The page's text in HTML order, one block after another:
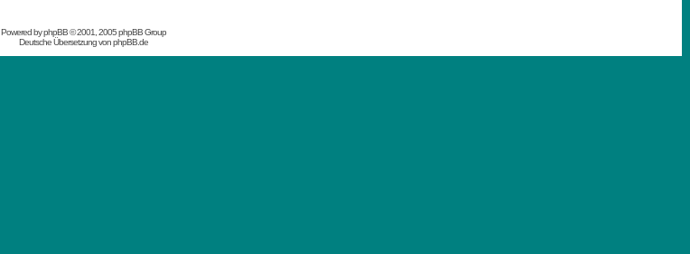
Powered byphpBB© 2001, 2005 phpBB Group
Deutsche Übersetzung vonphpBB.de